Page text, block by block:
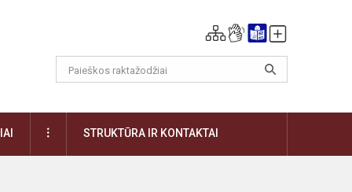
DAUGIAUSTRUKTŪRA IR KONTAKTAI